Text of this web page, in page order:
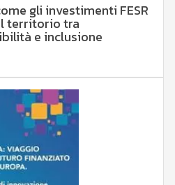
gli investimenti FESR
territorio tra
e inclusione